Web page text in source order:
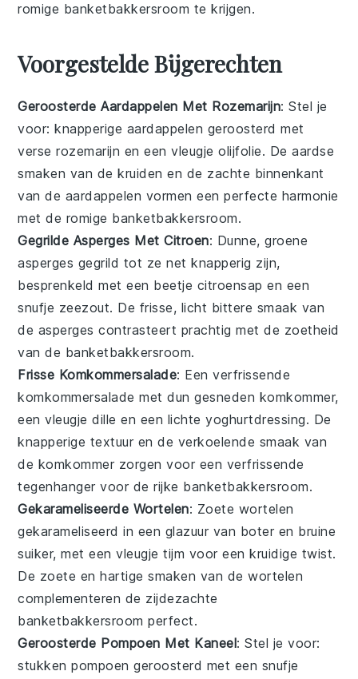
romige banketbakkersroom te krijgen.
Voorgestelde Bijgerechten
Geroosterde Aardappelen Met Rozemarijn: Stel je
voor: knapperige aardappelen geroosterd met
verserozemarijn en een vleugjeolijfolie. De aardse
smaken van dekruiden en de zachte binnenkant
van de aardappelen vormen een perfecte harmonie
met de romige banketbakkersroom.
Gegrilde Asperges Met Citroen: Dunne, groene
asperges gegrild tot ze net knapperig zijn,
besprenkeld met een beetje citroensap en een
snufje zeezout. De frisse, licht bittere smaak van
de asperges contrasteert prachtig met de zoetheid
van de banketbakkersroom.
Frisse Komkommersalade: Een verfrissende
komkommersalade met dun gesneden komkommer,
een vleugjedille en een lichteyoghurtdressing. De
knapperige textuur en de verkoelende smaak van
de komkommer zorgen voor een verfrissende
tegenhanger voor de rijke banketbakkersroom.
Gekarameliseerde Wortelen: Zoete wortelen
gekarameliseerd in een glazuur van boter en bruine
suiker, met een vleugjetijm voor een kruidige twist.
De zoete en hartige smaken van de wortelen
complementeren de zijdezachte
banketbakkersroom perfect.
Geroosterde Pompoen Met Kaneel: Stel je voor:
stukkenpompoen geroosterd met een snufje